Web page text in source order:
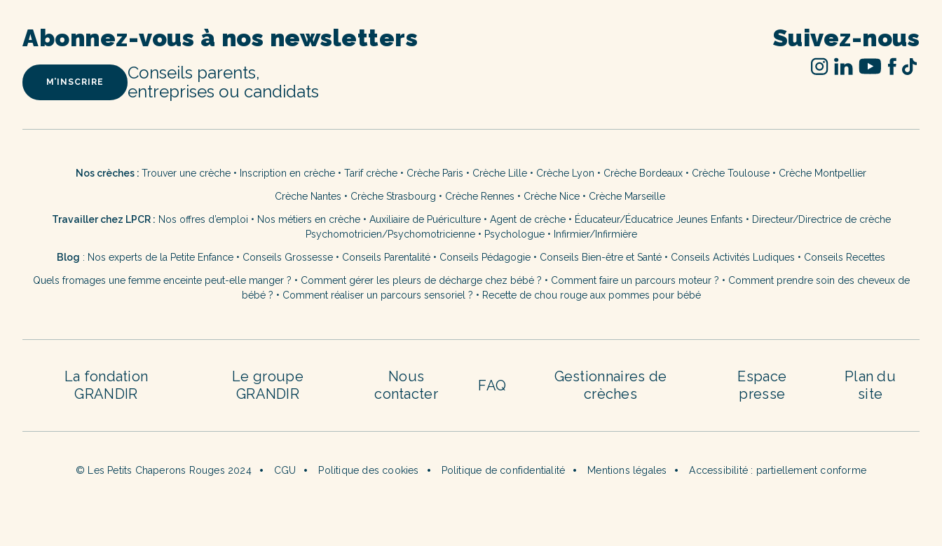
Abonnez-vous à nos newsletters
M’INSCRIRE
Conseils parents,
entreprises ou candidats
Suivez-nous
Nos crèches : Trouver une crèche • Inscription en crèche • Tarif crèche • Crèche Paris • Crèche Lille • Crèche Lyon • Crèche Bordeaux • Crèche Toulouse • Crèche Montpellier
Crèche Nantes • Crèche Strasbourg • Crèche Rennes • Crèche Nice• Crèche Marseille
Travailler chez LPCR : Nos offres d’emploi • Nos métiers en crèche• Auxiliaire de Puériculture• Agent de crèche• Éducateur/Éducatrice Jeunes Enfants • Directeur/Directrice de crèche
Psychomotricien/Psychomotricienne• Psychologue• Infirmier/Infirmière
Blog : Nos experts de la Petite Enfance • Conseils Grossesse • Conseils Parentalité • Conseils Pédagogie • Conseils Bien-être et Santé • Conseils Activités Ludiques • Conseils Recettes
Quels fromages une femme enceinte peut-elle manger ? • Comment gérer les pleurs de décharge chez bébé ? • Comment faire un parcours moteur ? • Comment prendre soin des cheveux de
bébé ? • Comment réaliser un parcours sensoriel ? • Recette de chou rouge aux pommes pour bébé
La fondation
GRANDIR
Le groupe
GRANDIR
Nous
contacter
FAQ
Gestionnaires de
crèches
Espace
presse
Plan du
site
© Les Petits Chaperons Rouges 2024 CGU Politique des cookies Politique de confidentialité Mentions légales Accessibilité : partiellement conforme